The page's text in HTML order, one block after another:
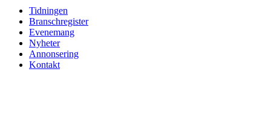
Tidningen
Branschregister
Evenemang
Nyheter
Annonsering
Kontakt